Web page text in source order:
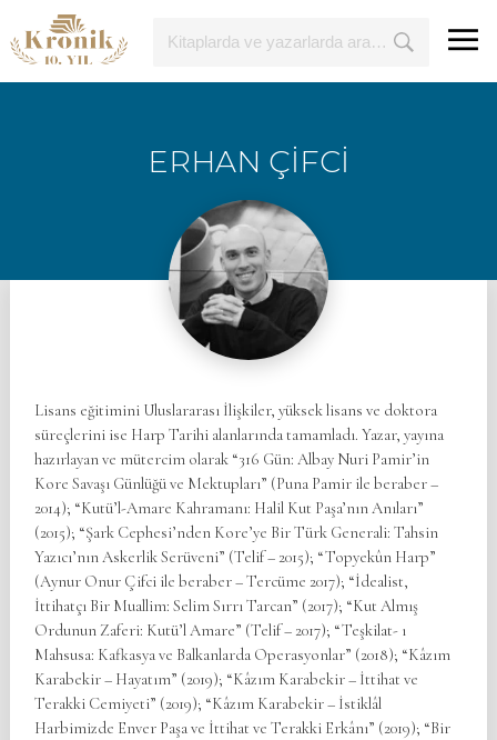
ERHAN ÇİFCİ
Lisans eğitimini Uluslararası İlişkiler, yüksek lisans ve doktora
süreçlerini ise Harp Tarihi alanlarında tamamladı. Yazar, yayına
hazırlayan ve mütercim olarak “316 Gün: Albay Nuri Pamir’in
Kore Savaşı Günlüğü ve Mektupları” (Puna Pamir ile beraber –
2014); “Kutü’l-Amare Kahramanı: Halil Kut Paşa’nın Anıları”
(2015); “Şark Cephesi’nden Kore’ye Bir Türk Generali: Tahsin
Yazıcı’nın Askerlik Serüveni” (Telif – 2015); “Topyekûn Harp”
(Aynur Onur Çifci ile beraber – Tercüme 2017); “İdealist,
İttihatçı Bir Muallim: Selim Sırrı Tarcan” (2017); “Kut Almış
Ordunun Zaferi: Kutü’l Amare” (Telif – 2017); “Teşkilat- ı
Mahsusa: Kafkasya ve Balkanlarda Operasyonlar” (2018); “Kâzım
Karabekir – Hayatım” (2019); “Kâzım Karabekir – İttihat ve
Terakki Cemiyeti” (2019); “Kâzım Karabekir – İstiklâl
Harbimizde Enver Paşa ve İttihat ve Terakki Erkânı” (2019); “Bir